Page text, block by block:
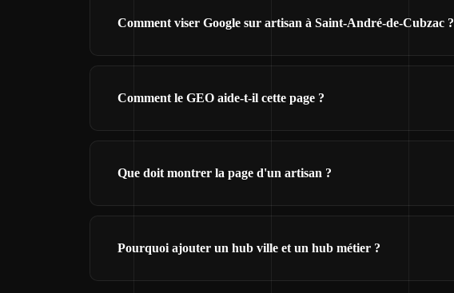
Comment viser Google sur artisan à Saint-André-de-Cubzac ?
Comment le GEO aide-t-il cette page ?
Que doit montrer la page d'un artisan ?
Pourquoi ajouter un hub ville et un hub métier ?